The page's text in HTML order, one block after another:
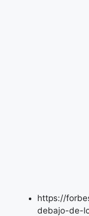
https://
debajo-de-